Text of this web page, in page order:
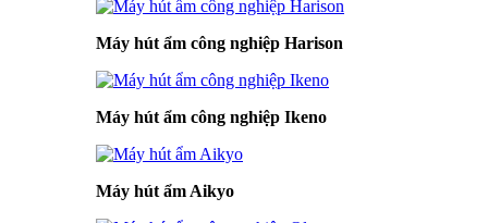
Máy hút ẩm công nghiệp Harison
Máy hút ẩm công nghiệp Ikeno
Máy hút ẩm Aikyo